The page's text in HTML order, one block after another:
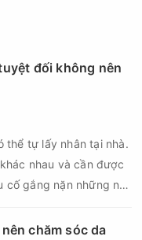
đối không nên
thể tự lấy nhân tại nhà.
nhau và cần được
gắng nặn những nốt
nhiễm trùng, để lại
chăm sóc da